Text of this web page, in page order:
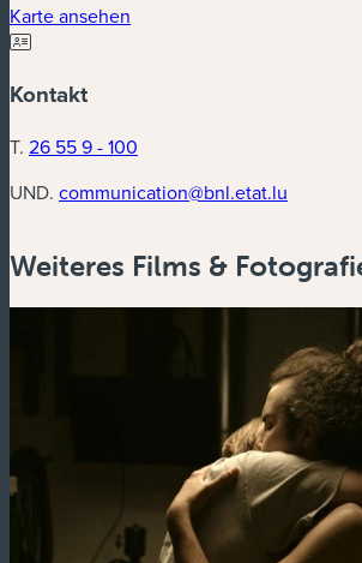
Karte ansehen
Kontakt
T. 26 55 9 - 100
UND. communication@bnl.etat.lu
Weiteres Films &